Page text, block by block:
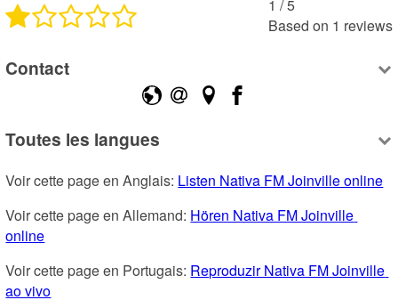
1 /5
Based on 1 reviews
Contact
Toutes les langues
Voir cette page en Anglais: Listen Nativa FM Joinville online
Voir cette page en Allemand: Hören Nativa FM Joinville
online
Voir cette page en Portugais: Reproduzir Nativa FM Joinville
ao vivo